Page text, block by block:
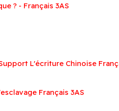
? - Français 3AS
L'écriture Chinoise
Français 3AS